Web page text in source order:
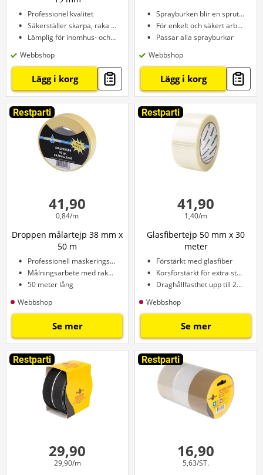
Professionel kvalitet
Säkerställer skarpa, raka kanter
Lämplig för inomhus- och utomhusbruk
Webbshop
Lägg i korg
Sprayburken blir en sprutpistol
För enkelt och säkert arbete
Passar alla sprayburkar
Webbshop
Lägg i korg
Restparti
41,90
0,84/m
Droppen målartejp 38 mm x
50 m
Professionell maskeringstejp
Målningsarbete med raka kanter
50 meter lång
Webbshop
Se mer
Restparti
41,90
1,40/m
Glasfibertejp 50 mm x 30
meter
Förstärkt med glasfiber
Korsförstärkt för extra styrka
Draghållfasthet upp till 200 kg
Webbshop
Se mer
Restparti
29,90
29,90/m
Restparti
16,90
5,63/ST.